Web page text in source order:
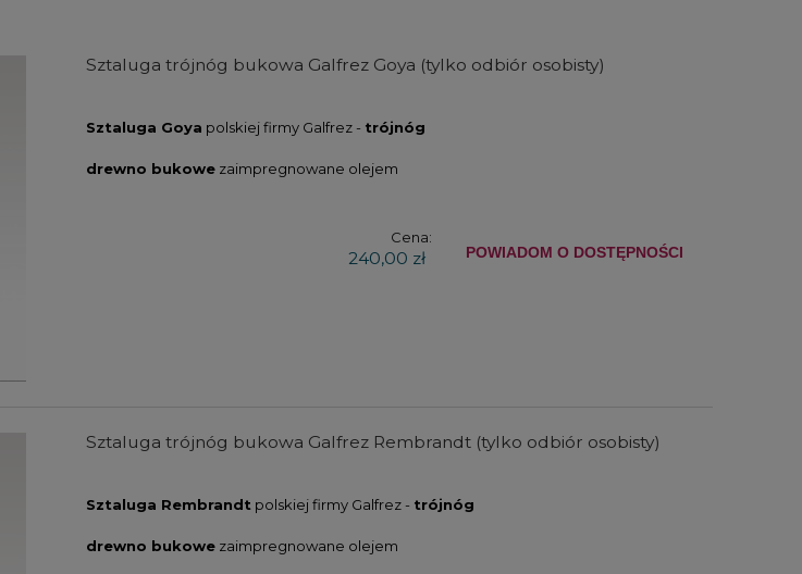
Sztaluga trójnóg bukowa Galfrez Goya (tylko odbiór osobisty)
Sztaluga Goya polskiej firmy Galfrez - trójnóg
drewno bukowezaimpregnowane olejem
Cena:
240,00 zł POWIADOM O DOSTĘPNOŚCI
Sztaluga trójnóg bukowa Galfrez Rembrandt (tylko odbiór osobisty)
Sztaluga Rembrandtpolskiej firmy Galfrez - trójnóg
drewno bukowezaimpregnowane olejem